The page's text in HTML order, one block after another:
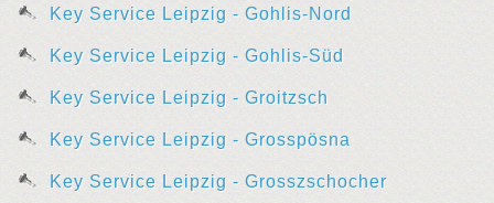
Key Service Leipzig - Gohlis-Nord
Key Service Leipzig - Gohlis-Süd
Key Service Leipzig - Groitzsch
Key Service Leipzig - Grosspösna
Key Service Leipzig - Grosszschocher